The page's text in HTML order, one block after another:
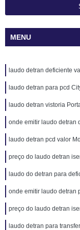
MENU
laudo detran deficiente
laudo detran para pcd
laudo detran vistoria
onde emitir laudo detran
laudo detran pcd valor
preço do laudo detran
laudo do detran para
onde emitir laudo detran
preço do laudo detran
laudo detran para